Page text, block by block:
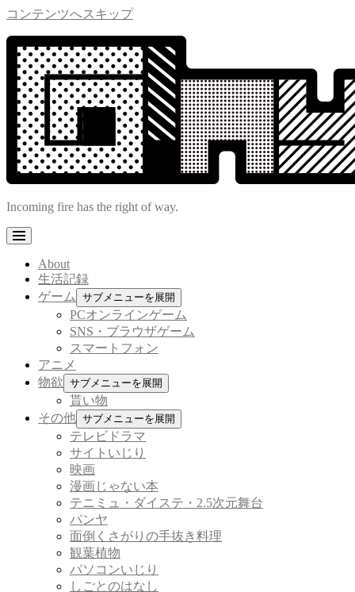
コンテンツへスキップ
Incoming fire has the right of way.
About
生活記録
ゲーム
サブメニューを展開
PCオンラインゲーム
SNS・ブラウザゲーム
スマートフォン
アニメ
物欲 サブメニューを展開
貰い物
その他 サブメニューを展開
テレビドラマ
サイトいじり
映画
漫画じゃない本
テニミュ・ダイステ・2.5次元舞台
パンヤ
面倒くさがりの手抜き料理
観葉植物
パソコンいじり
しごとのはなし